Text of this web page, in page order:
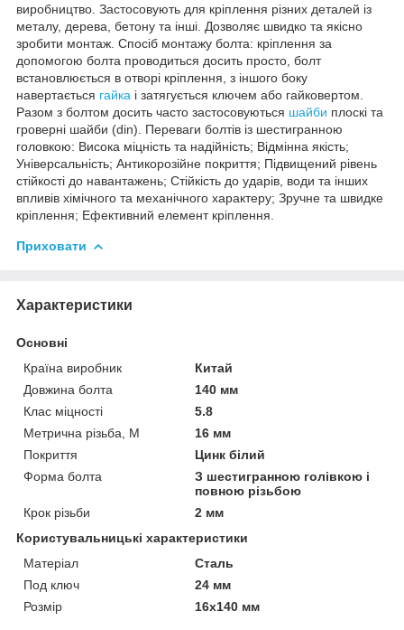
виробництво. Застосовують для кріплення різних деталей із
металу, дерева, бетону та інші. Дозволяє швидко та якісно
зробити монтаж. Спосіб монтажу болта: кріплення за
допомогою болта проводиться досить просто, болт
встановлюється в отворі кріплення, з іншого боку
навертається гайка і затягується ключем або гайковертом.
Разом з болтом досить часто застосовуються шайби плоскі та
гроверні шайби (din). Переваги болтів із шестигранною
головкою: Висока міцність та надійність; Відмінна якість;
Універсальність; Антикорозійне покриття; Підвищений рівень
стійкості до навантажень; Стійкість до ударів, води та інших
впливів хімічного та механічного характеру; Зручне та швидке
кріплення; Ефективний елемент кріплення.
Приховати
Характеристики
Основні
Країна виробник
Китай
Довжина болта
140 мм
Клас міцності
5.8
Метрична різьба, М
16 мм
Покриття
Цинк білий
Форма болта
З шестигранною голівкою і
повною різьбою
Крок різьби
2 мм
Користувальницькі характеристики
Матеріал
Сталь
Под ключ
24 мм
Розмір
16х140 мм